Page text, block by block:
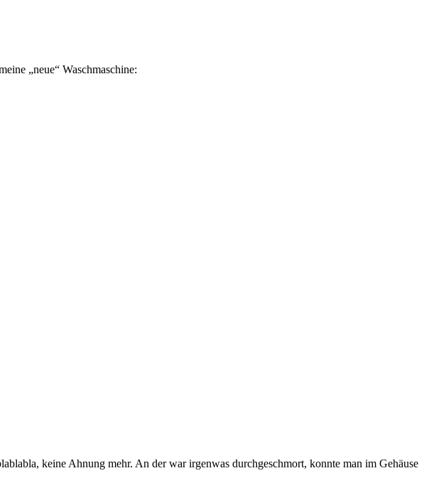
„neue“ Waschmaschine:
keine Ahnung mehr. An der war irgenwas durchgeschmort, konnte man im Gehäuse